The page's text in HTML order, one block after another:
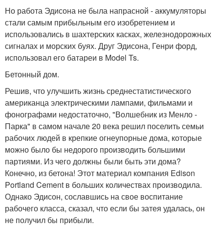
Но работа Эдисона не была напрасной - аккумуляторы
стали самым прибыльным его изобретением и
использовались в шахтерских касках, железнодорожных
сигналах и морских буях. Друг Эдисона, Генри форд,
использовал его батареи в Model Ts.
Бетонный дом.
Решив, что улучшить жизнь среднестатистического
американца электрическими лампами, фильмами и
фонографами недостаточно, "Волшебник из Менло -
Парка" в самом начале 20 века решил поселить семьи
рабочих людей в крепкие огнеупорные дома, которые
можно было бы недорого производить большими
партиями. Из чего должны были быть эти дома?
Конечно, из бетона! Этот материал компания Edison
Portland Cement в больших количествах производила.
Однако Эдисон, сославшись на свое воспитание
рабочего класса, сказал, что если бы затея удалась, он
не получил бы прибыли.